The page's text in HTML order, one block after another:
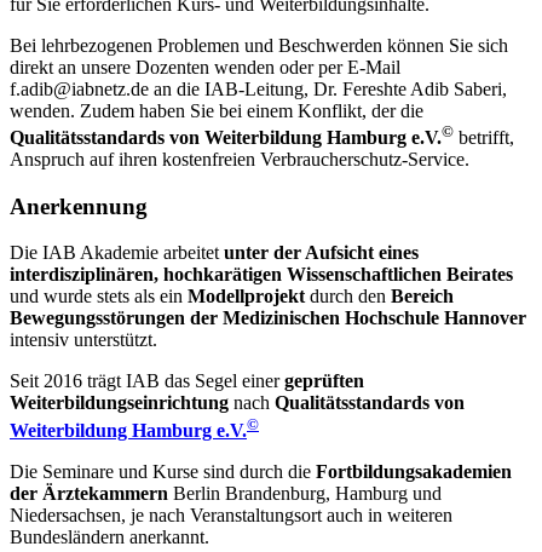
Bei lehrbezogenen Problemen und Beschwerden können Sie sich
direkt an unsere Dozenten wenden oder per E-Mail
f.adib@iabnetz.de an die IAB-Leitung, Dr. Fereshte Adib Saberi,
wenden. Zudem haben Sie bei einem Konflikt, der die
Qualitätsstandards von Weiterbildung Hamburg e.V.© betrifft,
Anspruch auf ihren kostenfreien Verbraucherschutz-Service.
Anerkennung
Die IAB Akademie arbeitet unter der Aufsicht eines
interdisziplinären, hochkarätigen Wissenschaftlichen Beirates
und wurde stets als ein Modellprojekt durch den Bereich
Bewegungsstörungen der Medizinischen Hochschule Hannover
intensiv unterstützt.
Seit 2016 trägt IAB das Segel einergeprüften
Weiterbildungseinrichtung nach Qualitätsstandards von
Weiterbildung Hamburg e.V.©
Die Seminare und Kurse sind durch die Fortbildungsakademien
der Ärztekammern Berlin Brandenburg, Hamburg und
Niedersachsen, je nach Veranstaltungsort auch in weiteren
Bundesländern anerkannt.